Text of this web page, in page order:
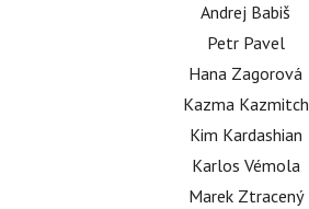
Andrej Babiš
Petr Pavel
Hana Zagorová
Kazma Kazmitch
Kim Kardashian
Karlos Vémola
Marek Ztracený